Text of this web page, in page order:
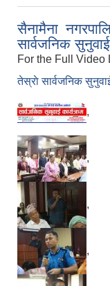
सैनामैना
सार्वजनिक
For the Full Video
तेस्राे सार्वजनिक